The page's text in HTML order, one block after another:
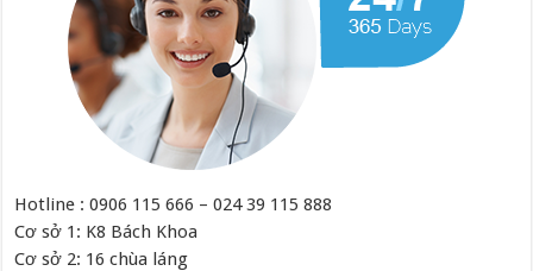
Hotline : 0906 115 666 – 024 39 115 888
Cơ sở 1: K8 Bách Khoa
Cơ sở 2: 16 chùa láng